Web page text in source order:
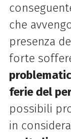
che
presenza
forte
ferie del
possibili
in